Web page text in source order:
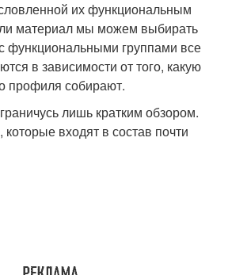
их функциональным
материал мы можем выбирать
функциональными группами все
в зависимости от того, какую
профиля собирают.
лишь кратким обзором.
которые входят в состав почти